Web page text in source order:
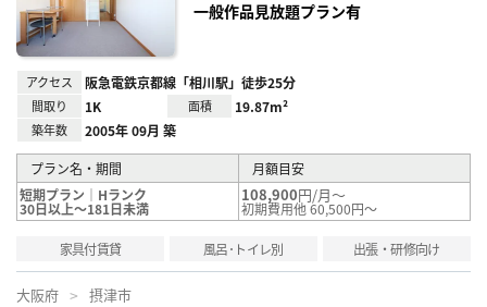
一般作品見放題プラン有
アクセス 阪急電鉄京都線「相川駅」徒歩25分
間取り 1K 面積 19.87m²
築年数 2005年 09月 築
プラン名・期間
月額目安
短期プラン｜Hランク
30日以上～181日未満
108,900円/月～
初期費用他 60,500円～
家具付賃貸 風呂･トイレ別 出張・研修向け
大阪府 摂津市